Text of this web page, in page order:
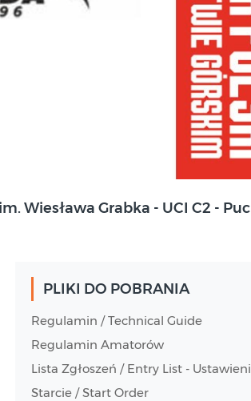
Wiesława Grabka - UCI C2 -
PLIKI DO POBRANIA
Regulamin / Technical Guide
Regulamin Amatorów
Lista Zgłoszeń / Entry List -
Starcie / Start Order